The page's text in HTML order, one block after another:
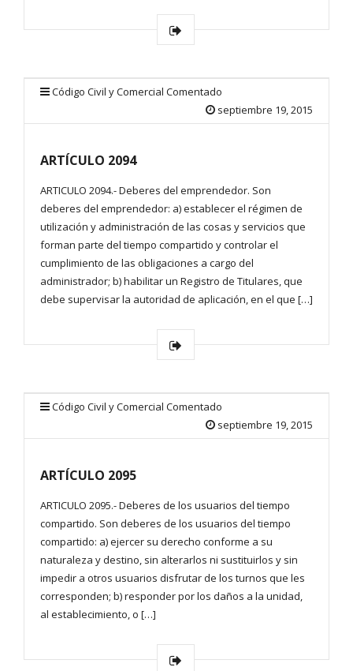
Código Civil y Comercial Comentado
septiembre 19, 2015
ARTÍCULO 2094
ARTICULO 2094.- Deberes del emprendedor. Son
deberes del emprendedor: a) establecer el régimen de
utilización y administración de las cosas y servicios que
forman parte del tiempo compartido y controlar el
cumplimiento de las obligaciones a cargo del
administrador; b) habilitar un Registro de Titulares, que
debe supervisar la autoridad de aplicación, en el que […]
Código Civil y Comercial Comentado
septiembre 19, 2015
ARTÍCULO 2095
ARTICULO 2095.- Deberes de los usuarios del tiempo
compartido. Son deberes de los usuarios del tiempo
compartido: a) ejercer su derecho conforme a su
naturaleza y destino, sin alterarlos ni sustituirlos y sin
impedir a otros usuarios disfrutar de los turnos que les
corresponden; b) responder por los daños a la unidad,
al establecimiento, o […]